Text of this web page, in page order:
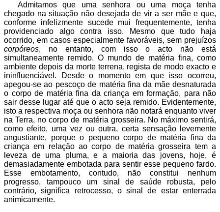
Admitamos que uma senhora ou uma moça tenha
chegado na situação não desejada de vir a ser mãe e que,
conforme infelizmente sucede mui frequentemente, tenha
providenciado algo contra isso. Mesmo que tudo haja
ocorrido, em casos especialmente favoráveis, sem prejuízos
corpóreos, no entanto, com isso o acto não está
simultaneamente remido. O mundo de matéria fina, como
ambiente depois da morte terrena, regista de modo exacto e
ininfluenciável. Desde o momento em que isso ocorreu,
apegou-se ao pescoço de matéria fina da mãe desnaturada
o corpo de matéria fina da criança em formação, para não
sair desse lugar até que o acto seja remido. Evidentemente,
isto a respectiva moça ou senhora não notará enquanto viver
na Terra, no corpo de matéria grosseira. No máximo sentirá,
como efeito, uma vez ou outra, certa sensação levemente
angustiante, porque o pequeno corpo de matéria fina da
criança em relação ao corpo de matéria grosseira tem a
leveza de uma pluma, e a maioria das jovens, hoje, é
demasiadamente embotada para sentir esse pequeno fardo.
Esse embotamento, contudo, não constitui nenhum
progresso, tampouco um sinal de saúde robusta, pelo
contrário, significa retrocesso, o sinal de estar enterrada
animicamente.